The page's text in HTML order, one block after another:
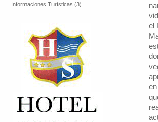
Informaciones Turísticas (3)
el